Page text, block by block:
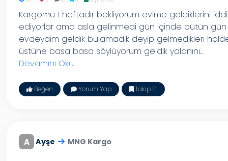
Kargomu 1 haftadır bekliyorum evime geldiklerini
ediyorlar ama asla gelinmedi gün içinde bütün gün
evdeydim geldik bulamadık deyip gelmedikleri
üstüne basa basa söylüyorum geldik yalanını...
Devamını Oku
Beğen Yorum Yap Takip Et
A Ayşe MNG Kargo